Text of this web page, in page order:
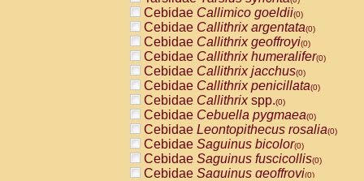
Cebidae Callimico goeldii(0)
Cebidae Callithrix argentata(0)
Cebidae Callithrix geoffroyi(0)
Cebidae Callithrix humeralifer(0)
Cebidae Callithrix jacchus(0)
Cebidae Callithrix penicillata(0)
Cebidae Callithrixspp.(0)
Cebidae Cebuella pygmaea(0)
Cebidae Leontopithecus rosalia(0)
Cebidae Saguinus bicolor(0)
Cebidae Saguinus fuscicollis(0)
Cebidae Saguinus geoffroyi(0)